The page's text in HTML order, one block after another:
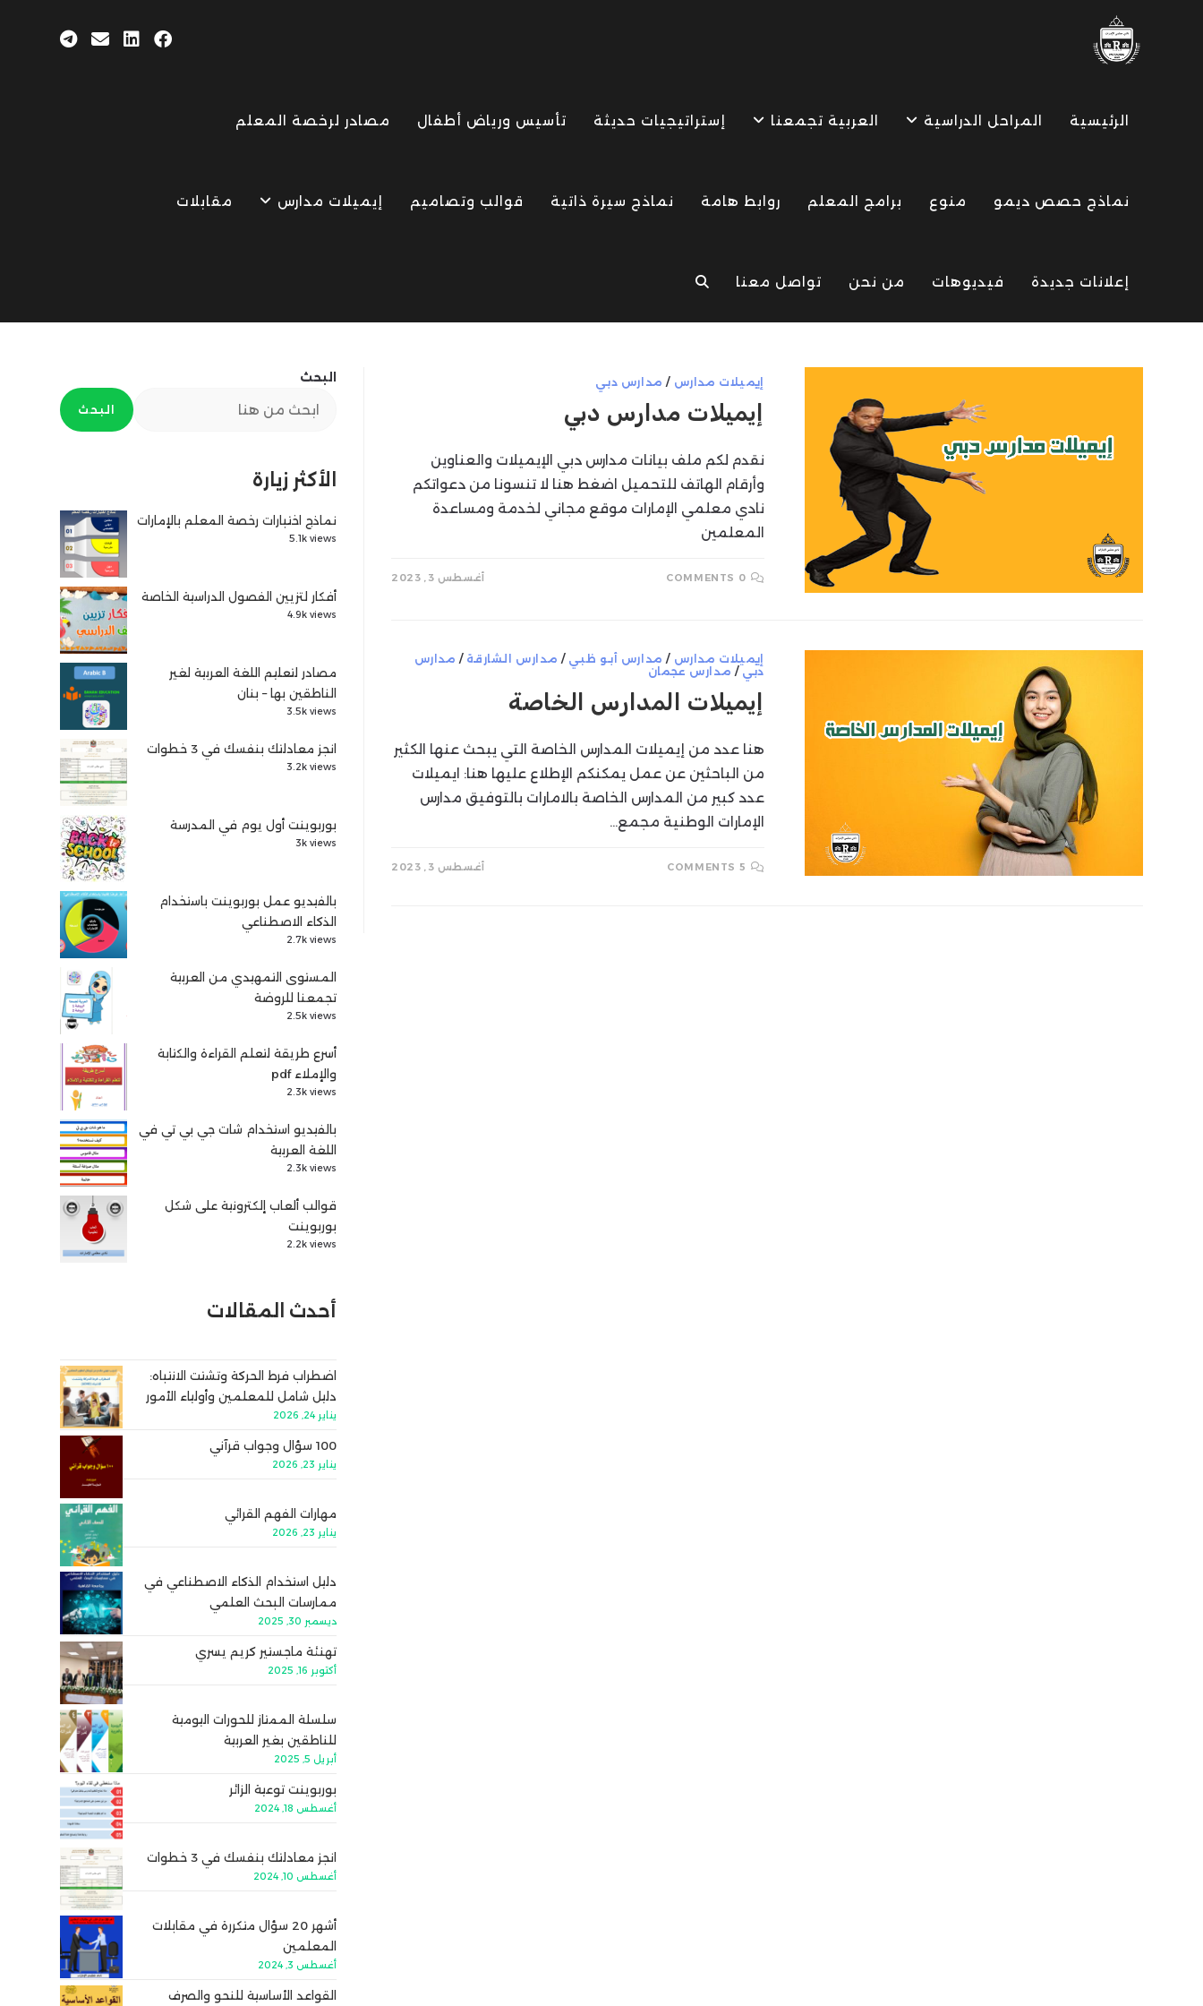
الرئيسية المراحل الدراسية العربية تجمعنا إستراتيجيات حديثة تأسيس ورياض أطفال مصادر لرخصة المعلم
نماذج حصص ديمو منوع برامج المعلم روابط هامة نماذج سيرة ذاتية قوالب وتصاميم إيميلات مدارس مقابلات
إعلانات جديدة فيديوهات من نحن تواصل معنا TOGGLE
إيميلات مدارس / مدارس دبي
إيميلات مدارس دبي
نقدم لكم ملف بيانات مدارس دبي الإيميلات والعناوين
وأرقام الهاتف للتحميل اضغط هنا لا تنسونا من دعواتكم
نادي معلمي الإمارات موقع مجاني لخدمة ومساعدة
المعلمين
0 COMMENTS أغسطس 3, 2023
إيميلات مدارس / مدارس أبو ظبي / مدارس الشارقة / مدارس
دبي / مدارس عجمان
إيميلات المدارس الخاصة
هنا عدد من إيميلات المدارس الخاصة التي يبحث عنها الكثير
من الباحثين عن عمل يمكنكم الإطلاع عليها هنا: ايميلات
عدد كبير من المدارس الخاصة بالامارات بالتوفيق مدارس
الإمارات الوطنية مجمع…
5 COMMENTS أغسطس 3, 2023
البحث
البحث
الأكثر زيارة
نماذج اختبارات رخصة المعلم بالإمارات
5.1k views
أفكار لتزيين الفصول الدراسية الخاصة
4.9k views
مصادر لتعليم اللغة العربية لغير
الناطقين بها – بنان
3.5k views
انجز معادلتك بنفسك في 3 خطوات
3.2k views
بوربوينت أول يوم في المدرسة
3k views
بالفيديو عمل بوربوينت باستخدام
الذكاء الاصطناعي
2.7k views
المستوى التمهيدي من العربية
تجمعنا للروضة
2.5k views
أسرع طريقة لتعلم القراءة والكتابة
والإملاء pdf
2.3k views
بالفيديو استخدام شات جي بي تي في
اللغة العربية
2.3k views
قوالب ألعاب إلكترونية على شكل
بوربوينت
2.2k views
أحدث المقالات
اضطراب فرط الحركة وتشتت الانتباه:
دليل شامل للمعلمين وأولياء الأمور
يناير 24, 2026
100 سؤال وجواب قرآني
يناير 23, 2026
مهارات الفهم القرائي
يناير 23, 2026
دليل استخدام الذكاء الاصطناعي في
ممارسات البحث العلمي
ديسمبر 30, 2025
تهنئة ماجستير كريم يسري
أكتوبر 16, 2025
سلسلة الممتاز للحورات اليومية
للناطقين بغير العربية
أبريل 5, 2025
بوربوينت توعية الزائر
أغسطس 18, 2024
انجز معادلتك بنفسك في 3 خطوات
أغسطس 10, 2024
أشهر 20 سؤال متكررة في مقابلات
المعلمين
أغسطس 3, 2024
القواعد الأساسية للنحو والصرف